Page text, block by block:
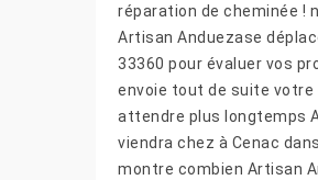
réparation de cheminée !
Artisan Anduezase
33360 pour évaluer vos
envoie tout de suite votre
attendre plus longtemps
viendra chez à Cenac
montre combien Artisan